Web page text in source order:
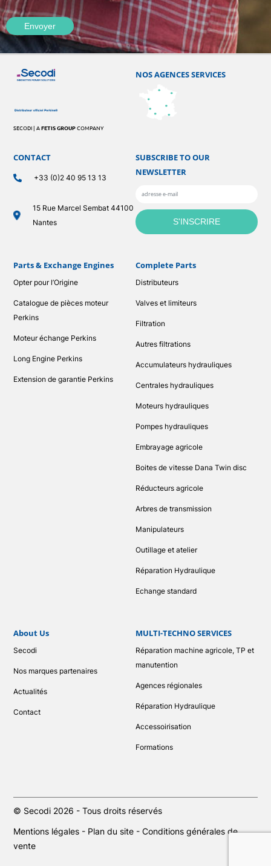
SECODI | AFETIS GROUPCOMPANY
Parts & Exchange Engines
Opter pour l’Origine
Catalogue de pièces moteur
Perkins
Moteur échange Perkins
Long Engine Perkins
Extension de garantie Perkins
CONTACT
+33 (0)2 40 95 13 13
15 Rue Marcel Sembat 44100
Nantes
Complete Parts
Distributeurs
Valves et limiteurs
Filtration
Autres filtrations
Accumulateurs hydrauliques
Centrales hydrauliques
Moteurs hydrauliques
Pompes hydrauliques
Embrayage agricole
Boites de vitesse Dana Twin disc
Réducteurs agricole
Arbres de transmission
Manipulateurs
Outillage et atelier
Réparation Hydraulique
Echange standard
NOS AGENCES SERVICES
About Us
Secodi
Nos marques partenaires
Actualités
Contact
SUBSCRIBE TO OUR
NEWSLETTER
MULTI-TECHNO SERVICES
Réparation machine agricole, TP et
manutention
Agences régionales
Réparation Hydraulique
Accessoirisation
Formations
© Secodi 2026 - Tous droits réservés
Mentions légales - Plan du site -Conditions générales de
vente